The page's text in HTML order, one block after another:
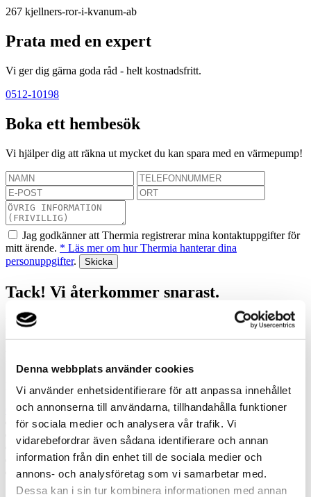
Denna webbplats använder cookies
Vi använder enhetsidentifierare för att anpassa innehållet
och annonserna till användarna, tillhandahålla funktioner
för sociala medier och analysera vår trafik. Vi
vidarebefordrar även sådana identifierare och annan
information från din enhet till de sociala medier och
annons- och analysföretag som vi samarbetar med.
Dessa kan i sin tur kombinera informationen med annan
267 kjellners-ror-i-kvanum-ab
Prata med en expert
Vi ger dig gärna goda råd - helt kostnadsfritt.
0512-10198
Boka ett hembesök
Vi hjälper dig att räkna ut mycket du kan spara med en värmepump!
Jag godkänner att Thermia registrerar mina kontaktuppgifter för
mitt ärende. * Läs mer om hur Thermia hanterar dina
personuppgifter.
Tack! Vi återkommer snarast.
Misslyckades
Ring oss om du har några frågor!
0512-10198
Prata med en expert
Begär offert
Kontakta mig
Boka hembesök
Ring oss